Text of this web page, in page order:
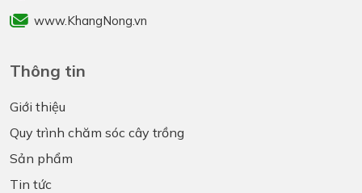
www.KhangNong.vn
Thông tin
Giới thiệu
Quy trình chăm sóc cây trồng
Sản phẩm
Tin tức